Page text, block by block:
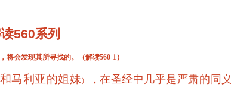
560系列
将会发现其所寻找的。（解读560-1）
马利亚的姐妹 ）
，在圣经中几乎是严肃的同义